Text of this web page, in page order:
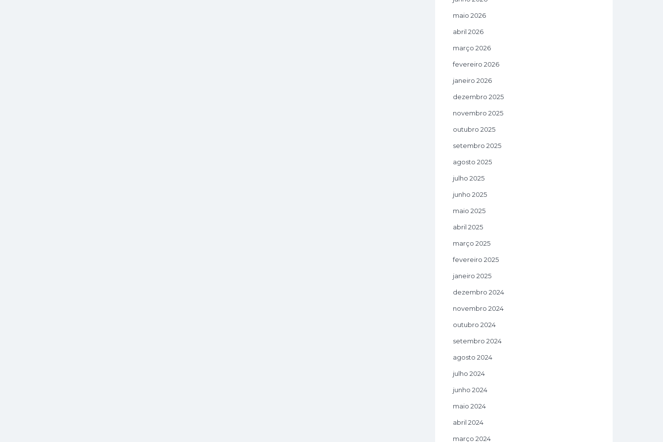
maio 2026
abril 2026
março 2026
fevereiro 2026
janeiro 2026
dezembro 2025
novembro 2025
outubro 2025
setembro 2025
agosto 2025
julho 2025
junho 2025
maio 2025
abril 2025
março 2025
fevereiro 2025
janeiro 2025
dezembro 2024
novembro 2024
outubro 2024
setembro 2024
agosto 2024
julho 2024
junho 2024
maio 2024
abril 2024
março 2024